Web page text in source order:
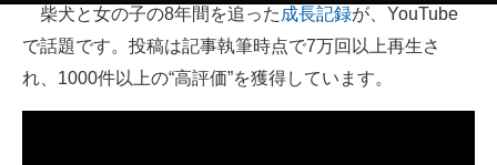
注目記事を集めた総合ページ
ITの今と未来を見通す
柴犬と女の子の8年間を追った 成長記録が、YouTube
で話題です。投稿は記事執筆時点で7万回以上再生さ
れ、1000件以上の“高評価”を獲得しています。